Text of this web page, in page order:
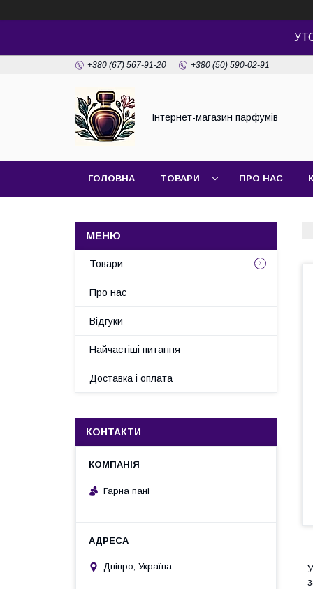
+380 (67) 567-91-20 +380 (50) 590-02-91
Інтернет-магазин парфумів
ГОЛОВНА ТОВАРИ ПРО НАС
Товари
Про нас
Відгуки
Найчастіші питання
Доставка і оплата
КОНТАКТИ
Гарна пані
Дніпро, Україна